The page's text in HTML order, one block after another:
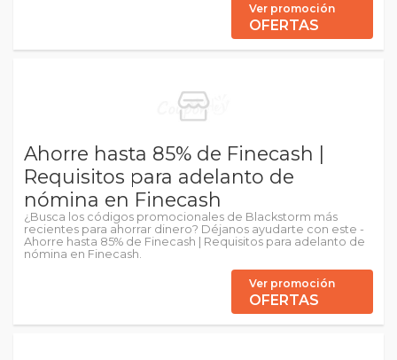
Ver promoción
OFERTAS
Ahorre hasta 85% de Finecash |
Requisitos para adelanto de
nómina en Finecash
¿Busca los códigos promocionales de Blackstorm más
recientes para ahorrar dinero? Déjanos ayudarte con este -
Ahorre hasta 85% de Finecash | Requisitos para adelanto de
nómina en Finecash.
Ver promoción
OFERTAS